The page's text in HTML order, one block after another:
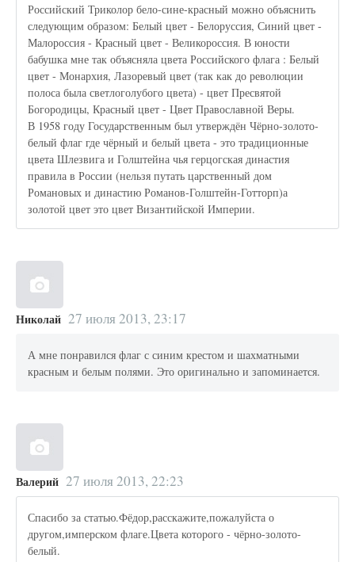
Российский Триколор бело-сине-красный можно объяснить
следующим образом: Белый цвет - Белоруссия, Синий цвет -
Малороссия - Красный цвет - Великороссия. В юности
бабушка мне так объясняла цвета Российского флага : Белый
цвет - Монархия, Лазоревый цвет (так как до революции
полоса была светлоголубого цвета) - цвет Пресвятой
Богородицы, Красный цвет - Цвет Православной Веры.
В 1958 году Государственным был утверждён Чёрно-золото-
белый флаг где чёрный и белый цвета - это традиционные
цвета Шлезвига и Голштейна чья герцогская династия
правила в России (нельзя путать царственный дом
Романовых и династию Романов-Голштейн-Готторп)а
золотой цвет это цвет Византийской Империи.
Николай 27 июля 2013, 23:17
А мне понравился флаг с синим крестом и шахматными
красным и белым полями. Это оригинально и запоминается.
Валерий 27 июля 2013, 22:23
Спасибо за статью.Фёдор,расскажите,пожалуйста о
другом,имперском флаге.Цвета которого - чёрно-золото-
белый.